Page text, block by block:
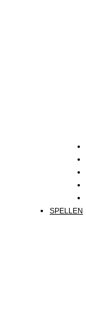
SPELLEN